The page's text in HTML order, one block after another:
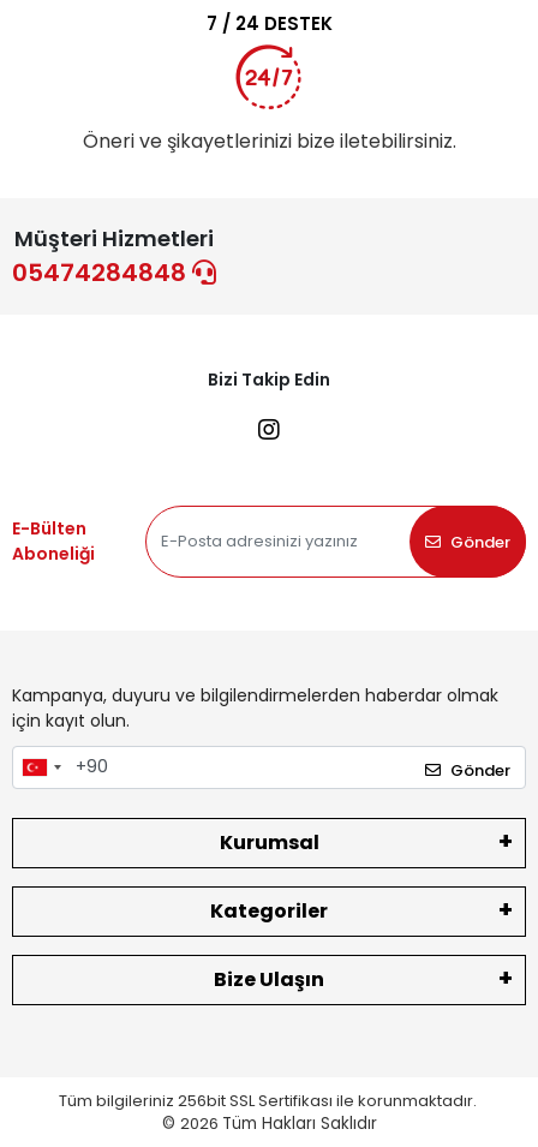
7 / 24 DESTEK
Öneri ve şikayetlerinizi bize iletebilirsiniz.
Müşteri Hizmetleri
05474284848
Bizi Takip Edin
E-Bülten
Aboneliği
Gönder
Kampanya, duyuru ve bilgilendirmelerden haberdar olmak
için kayıt olun.
Gönder
Kurumsal
Kategoriler
Bize Ulaşın
Tüm bilgileriniz 256bit SSL Sertifikası ile korunmaktadır.
© 2026 Tüm Hakları Saklıdır